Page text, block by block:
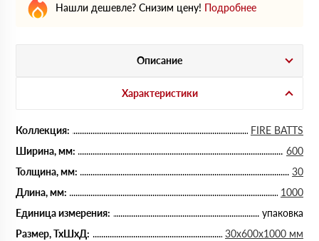
Нашли дешевле? Снизим цену! Подробнее
Описание
Характеристики
Коллекция:
FIRE BATTS
Ширина, мм:
600
Толщина, мм:
30
Длина, мм:
1000
Единица измерения:
упаковка
Размер, ТхШхД:
30х600х1000 мм